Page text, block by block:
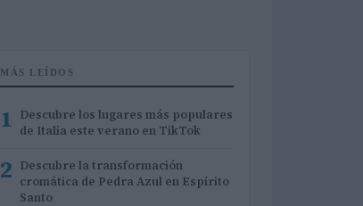
MÁS LEÍDOS
1 Descubre los lugares más populares
de Italia este verano en TikTok
2 Descubre la transformación
cromática de Pedra Azul en Espírito
Santo